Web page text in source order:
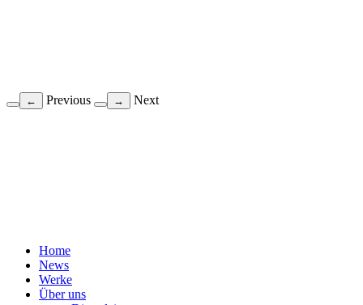
← Previous → Next
Home
News
Werke
Über uns